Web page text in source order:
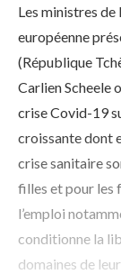
Les ministres de
européenne
(République
Carlien Scheele
crise Covid-19
croissante dont
crise sanitaire
filles et pour les
l’emploi
conditionne la
domaines de